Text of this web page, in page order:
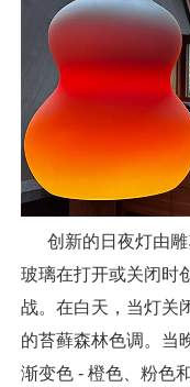
创新的日夜灯由雕
玻璃在打开或关闭时
战。在白天，当灯关
的苔藓森林色调。当
渐变色 - 橙色、粉色